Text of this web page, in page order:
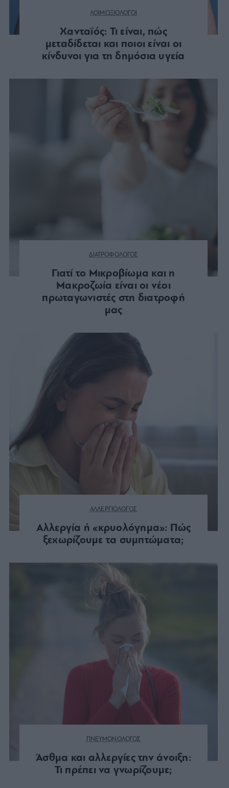
ΛΟΙΜΩΞΙΟΛΟΓΟΙ
Χανταϊός: Τι είναι, πώς
μεταδίδεται και ποιοι είναι οι
κίνδυνοι για τη δημόσια υγεία
ΔΙΑΤΡΟΦΟΛΟΓΟΣ
Γιατί το Μικροβίωμα και η
Μακροζωία είναι οι νέοι
πρωταγωνιστές στη διατροφή
μας
ΑΛΛΕΡΓΙΟΛΟΓΟΣ
Αλλεργία ή «κρυολόγημα»: Πώς
ξεχωρίζουμε τα συμπτώματα;
ΠΝΕΥΜΟΝΟΛΟΓΟΣ
Άσθμα και αλλεργίες την άνοιξη:
Τι πρέπει να γνωρίζουμε;